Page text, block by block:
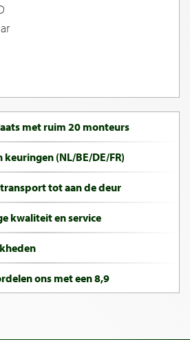
met ruim 20 monteurs
keuringen (NL/BE/DE/FR)
tot aan de deur
kwaliteit en service
ons met een 8,9